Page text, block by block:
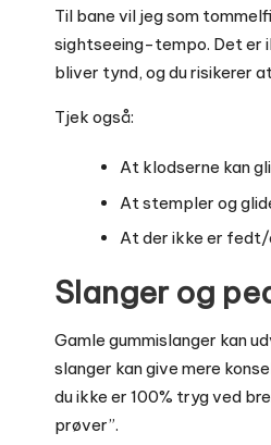
Til bane vil jeg som
sightseeing-tempo. Det er
bliver tynd, og du risikerer
Tjek også:
At klodserne kan
At stempler og
At der ikke er
Slanger og
Gamle gummislanger kan
slanger kan give mere
du ikke er 100% tryg ved
prøver”.